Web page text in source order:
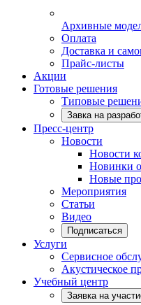
Архивные
Оплата
Доставка и
Прайс-листы
Акции
Готовые решения
Типовые
Завка на
Пресс-центр
Новости
Новости
Новинки
Новые
Мероприятия
Статьи
Видео
Подписаться
Услуги
Сервисное
Акустическое
Учебный центр
Заявка на